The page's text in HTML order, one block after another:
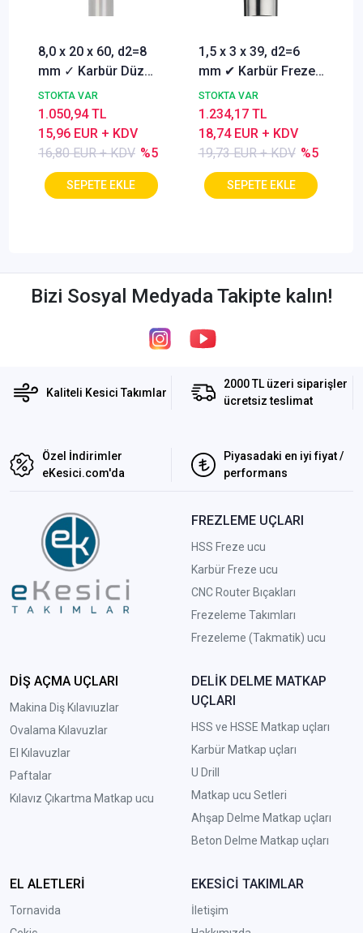
8,0 x 20 x 60, d2=8
mm ✓ Karbür Düz
Freze, Parmak freze
ucu Z=4,TiSiN
Kaplamalı
STOKTA VAR
16,80 EUR + KDV %5
15,96 EUR + KDV
1.050,94 TL
1,5 x 3 x 39, d2=6
mm ✔ Karbür Freze
ucu, Z=3, Kaplamalı,
30°
STOKTA VAR
19,73 EUR + KDV %5
18,74 EUR + KDV
1.234,17 TL
Bizi Sosyal Medyada Takipte kalın!
Kaliteli Kesici Takımlar
2000 TL üzeri siparişler
ücretsiz teslimat
Özel İndirimler
eKesici.com'da
Piyasadaki en iyi fiyat /
performans
FREZLEME UÇLARI
HSS Freze ucu
Karbür Freze ucu
CNC Router Bıçakları
Frezeleme Takımları
Frezeleme (Takmatik) ucu
DİŞ AÇMA UÇLARI
Makina Diş Kılavıuzlar
Ovalama Kılavuzlar
El Kılavuzlar
Paftalar
Kılavız Çıkartma Matkap ucu
DELİK DELME MATKAP
UÇLARI
HSS ve HSSE Matkap uçları
Karbür Matkap uçları
U Drill
Matkap ucu Setleri
Ahşap Delme Matkap uçları
Beton Delme Matkap uçları
EL ALETLERİ
Tornavida
EKESİCİ TAKIMLAR
İletişim